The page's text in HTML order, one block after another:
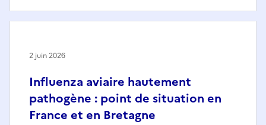
Influenza aviaire hautement
pathogène : point de situation en
France et en Bretagne
2 juin 2026